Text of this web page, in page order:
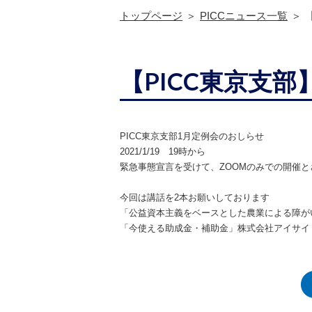
トップページ PICCニュース一覧
【PICC東京支
PICC東京支部1月定例会のおしらせ
2021/1/19 19時から
緊急事態宣言を受けて、ZOOMのみでの開催
今回は講話を2本お願いしております
「公益資本主義をベースとした農業による障
「今使える助成金・補助金」株式会社アイサ